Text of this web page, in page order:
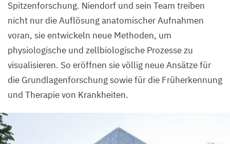
Spitzenforschung. Niendorf und sein Team treiben
nicht nur die Auflösung anatomischer Aufnahmen
voran, sie entwickeln neue Methoden, um
physiologische und zellbiologische Prozesse zu
visualisieren. So eröffnen sie völlig neue Ansätze für
die Grundlagenforschung sowie für die Früherkennung
und Therapie von Krankheiten.